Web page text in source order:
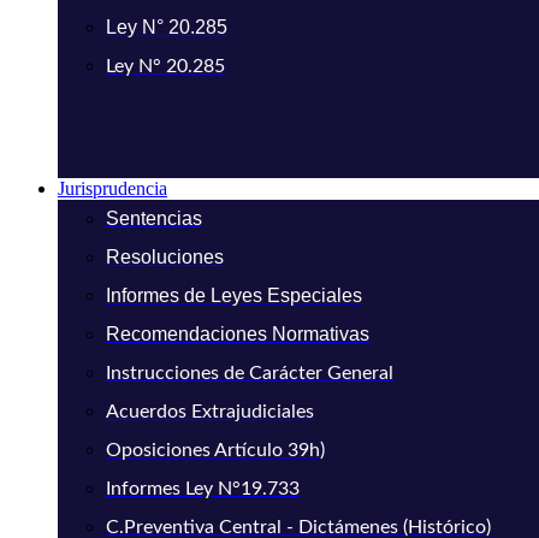
Ley N° 20.285
Ley N° 20.285
Jurisprudencia
Sentencias
Resoluciones
Informes de Leyes Especiales
Recomendaciones Normativas
Instrucciones de Carácter General
Acuerdos Extrajudiciales
Oposiciones Artículo 39h)
Informes Ley N°19.733
C.Preventiva Central - Dictámenes (Histórico)